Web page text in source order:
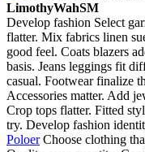
LimothyWahSM
Develop fashion Select
flatter. Mix fabrics linen
good feel. Coats blazers
basis. Jeans leggings fit
casual. Footwear finalize
Accessories matter. Add
Crop tops flatter. Fitted
try. Develop fashion
PoloerChoose clothing